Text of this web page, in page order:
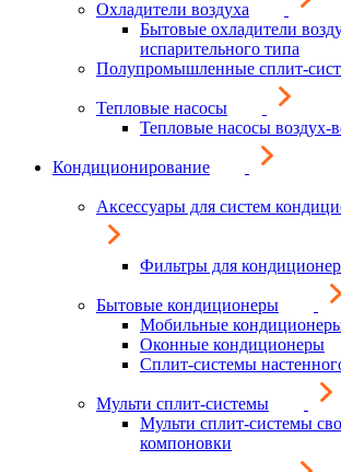
Охладители воздуха
Бытовые охладители
испарительного типа
Полупромышленные сплит-
Тепловые насосы
Тепловые насосы воздух-
Кондиционирование
Аксессуары для систем
Фильтры для
Бытовые кондиционеры
Мобильные
Оконные кондиционеры
Сплит-системы
Мульти сплит-системы
Мульти сплит-системы
компоновки